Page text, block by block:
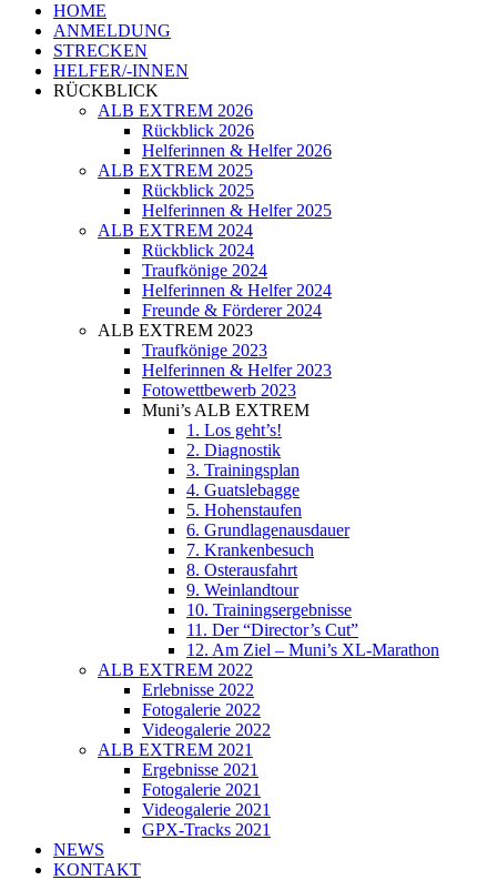
HOME
ANMELDUNG
STRECKEN
HELFER/-INNEN
RÜCKBLICK
ALB EXTREM 2026
Rückblick 2026
Helferinnen & Helfer 2026
ALB EXTREM 2025
Rückblick 2025
Helferinnen & Helfer 2025
ALB EXTREM 2024
Rückblick 2024
Traufkönige 2024
Helferinnen & Helfer 2024
Freunde & Förderer 2024
ALB EXTREM 2023
Traufkönige 2023
Helferinnen & Helfer 2023
Fotowettbewerb 2023
Muni’s ALB EXTREM
1. Los geht’s!
2. Diagnostik
3. Trainingsplan
4. Guatslebagge
5. Hohenstaufen
6. Grundlagenausdauer
7. Krankenbesuch
8. Osterausfahrt
9. Weinlandtour
10. Trainingsergebnisse
11. Der “Director’s Cut”
12. Am Ziel – Muni’s XL-Marathon
ALB EXTREM 2022
Erlebnisse 2022
Fotogalerie 2022
Videogalerie 2022
ALB EXTREM 2021
Ergebnisse 2021
Fotogalerie 2021
Videogalerie 2021
GPX-Tracks 2021
NEWS
KONTAKT